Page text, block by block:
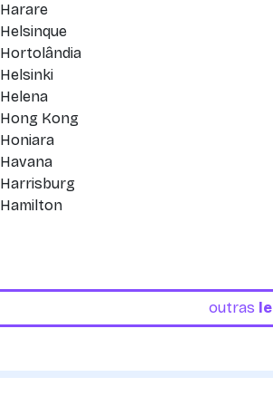
Harare
Helsinque
Hortolândia
Helsinki
Helena
Hong Kong
Honiara
Havana
Harrisburg
Hamilton
outras